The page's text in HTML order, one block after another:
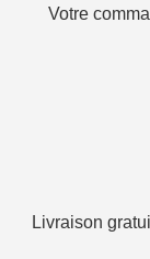
Votre
Livraison